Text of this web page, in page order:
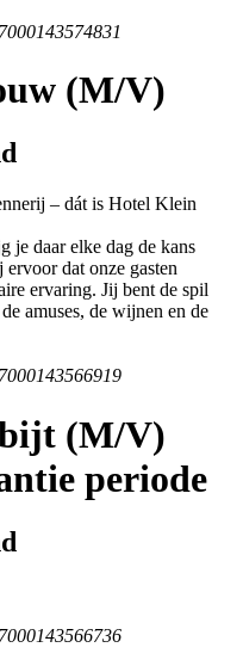
(M/V)
– dát is Hotel Klein
je daar elke dag de kans
dat onze gasten
ervaring. Jij bent de spil
amuses, de wijnen en de
(M/V)
periode